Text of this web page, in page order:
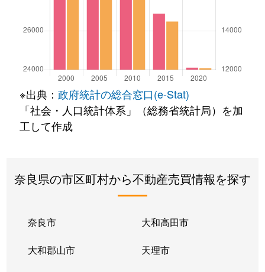
※出典： 政府統計の総合窓口(e-Stat)
「社会・人口統計体系」（総務省統計局）を加
工して作成
奈良県の市区町村から不動産売買情報を探す
奈良市 大和高田市
大和郡山市 天理市